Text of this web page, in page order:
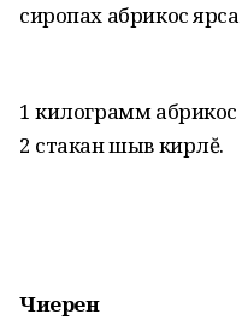
сиропах абрикос
1 килограмм
2 стакан шыв кирлĕ.
Чиерен